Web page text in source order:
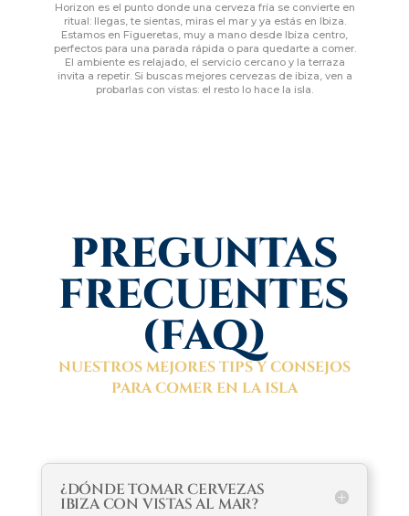
Horizon es el punto donde una cerveza fría se convierte en
ritual: llegas, te sientas, miras el mar y ya estás en Ibiza.
Estamos en Figueretas, muy a mano desde Ibiza centro,
perfectos para una parada rápida o para quedarte a comer.
El ambiente es relajado, el servicio cercano y la terraza
invita a repetir. Si buscas mejores cervezas de ibiza, ven a
probarlas con vistas: el resto lo hace la isla.
PREGUNTAS
FRECUENTES
(FAQ)
NUESTROS MEJORES TIPS Y CONSEJOS
PARA COMER EN LA ISLA
¿DÓNDE TOMAR CERVEZAS
IBIZA CON VISTAS AL MAR?